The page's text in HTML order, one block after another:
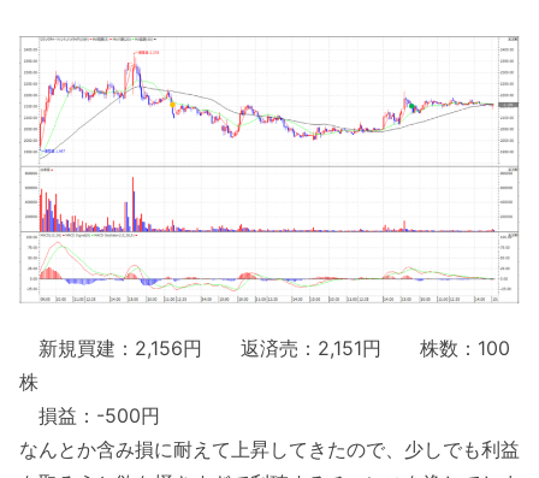
新規買建：2,156円 返済売：2,151円 株数：100
株
損益：-500円
なんとか含み損に耐えて上昇してきたので、少しでも利益